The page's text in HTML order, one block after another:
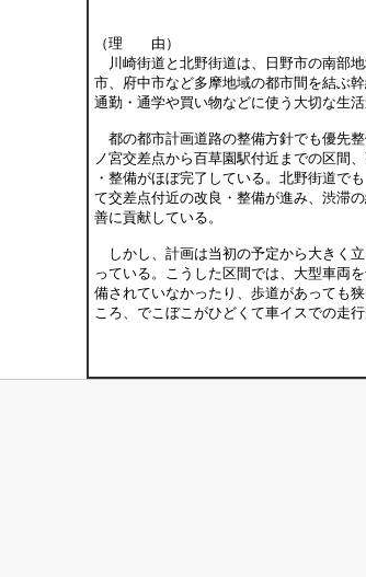
－以上 環境
（理 由）
川崎街道と北野街道は、日野市の南部
市、府中市など多摩地域の都市間を結ぶ
通勤・通学や買い物などに使う大切な生活
都の都市計画道路の整備方針でも優先
ノ宮交差点から百草園駅付近までの区間
・整備がほぼ完了している。北野街道で
て交差点付近の改良・整備が進み、渋滞
善に貢献している。
しかし、計画は当初の予定から大きく
っている。こうした区間では、大型車両
備されていなかったり、歩道があっても
ころ、でこぼこがひどくて車イスでの走